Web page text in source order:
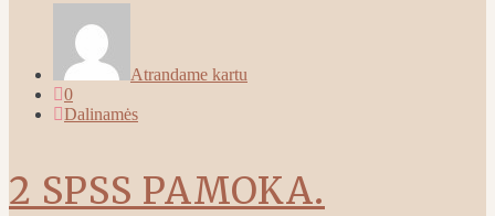
Atrandame kartu
0
Dalinamės
2 SPSS PAMOKA.